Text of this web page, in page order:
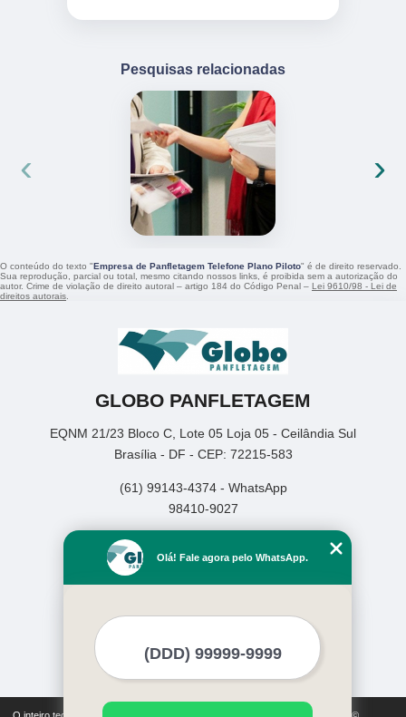
Pesquisas relacionadas
‹ ›
O conteúdo do texto "Empresa de Panfletagem Telefone Plano Piloto" é de direito reservado.
Sua reprodução, parcial ou total, mesmo citando nossos links, é proibida sem a autorização do
autor. Crime de violação de direito autoral – artigo 184 do Código Penal – Lei 9610/98 - Lei de
direitos autorais
GLOBO PANFLETAGEM
EQNM 21/23 Bloco C, Lote 05 Loja 05 - Ceilândia Sul
Brasília - DF - CEP: 72215-583
(61) 99143-4374 - WhatsApp
98410-9027
Empresa
Missão
Mapa do site
Olá! Fale agora pelo WhatsApp.